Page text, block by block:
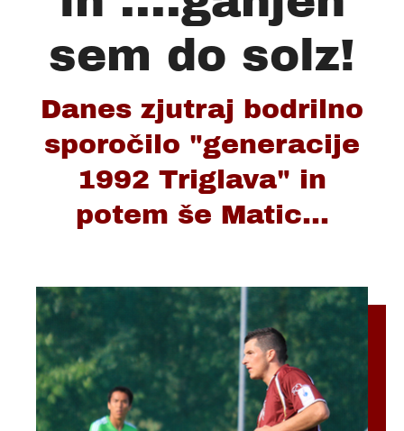
sem do solz!
Danes zjutraj bodrilno
sporočilo "generacije
1992 Triglava" in
potem še Matic...